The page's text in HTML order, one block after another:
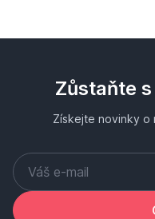
Zůstaňte
Získejte novinky o